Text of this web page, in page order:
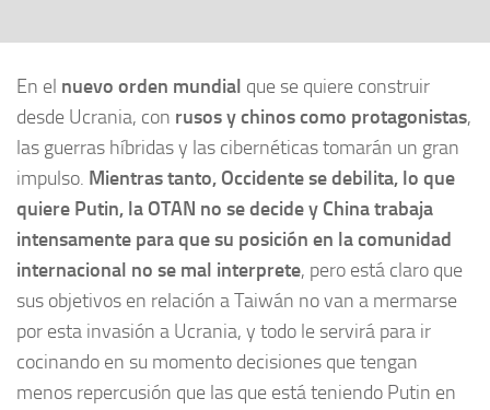
En el nuevo orden mundial que se quiere construir
desde Ucrania, con rusos y chinos como protagonistas,
las guerras híbridas y las cibernéticas tomarán un gran
impulso. Mientras tanto, Occidente se debilita, lo que
quiere Putin, la OTAN no se decide y China trabaja
intensamente para que su posición en la comunidad
internacional no se mal interprete, pero está claro que
sus objetivos en relación a Taiwán no van a mermarse
por esta invasión a Ucrania, y todo le servirá para ir
cocinando en su momento decisiones que tengan
menos repercusión que las que está teniendo Putin en